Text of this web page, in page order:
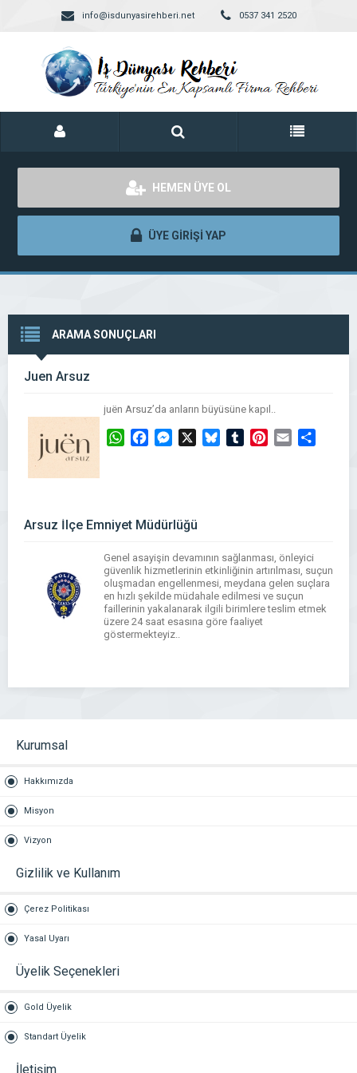
info@isdunyasirehberi.net 0537 341 2520
HEMEN ÜYE OL
ÜYE GİRİŞİ YAP
ARAMA SONUÇLARI
Juen Arsuz
juёn Arsuz’da anların büyüsüne kapıl..
WhatsAppFacebookMessengerBlueskyTumblrPinterest
Email
Arsuz İlçe Emniyet Müdürlüğü
Genel asayişin devamının sağlanması, önleyici
güvenlik hizmetlerinin etkinliğinin artırılması, suçun
oluşmadan engellenmesi, meydana gelen suçlara
en hızlı şekilde müdahale edilmesi ve suçun
faillerinin yakalanarak ilgili birimlere teslim etmek
üzere 24 saat esasına göre faaliyet
göstermekteyiz..
Kurumsal
Hakkımızda
Misyon
Vizyon
Gizlilik ve Kullanım
Çerez Politikası
Yasal Uyarı
Üyelik Seçenekleri
Gold Üyelik
Standart Üyelik
İletişim